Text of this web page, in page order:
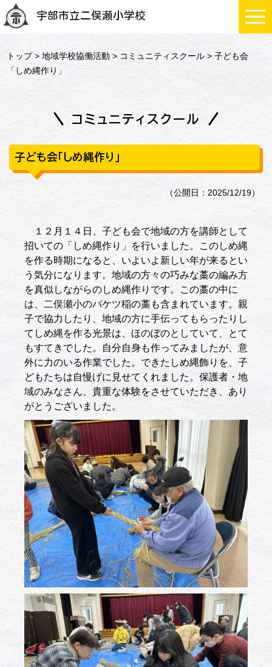
宇部市立二俣瀬小学校
トップ>地域学校協働活動 > コミュニティスクール > 子ども会
「しめ縄作り」
コミュニティスクール
子ども会「しめ縄作り」
（公開日：2025/12/19）
１２月１４日、子ども会で地域の方を講師として
招いての「しめ縄作り」を行いました。このしめ縄
を作る時期になると、いよいよ新しい年が来るとい
う気分になります。地域の方々の巧みな藁の編み方
を真似しながらのしめ縄作りです。この藁の中に
は、二俣瀬小のバケツ稲の藁も含まれています。親
子で協力したり、地域の方に手伝ってもらったりし
てしめ縄を作る光景は、ほのぼのとしていて、とて
もすてきでした。自分自身も作ってみましたが、意
外に力のいる作業でした。できたしめ縄飾りを、子
どもたちは自慢げに見せてくれました。保護者・地
域のみなさん、貴重な体験をさせていただき、あり
がとうございました。